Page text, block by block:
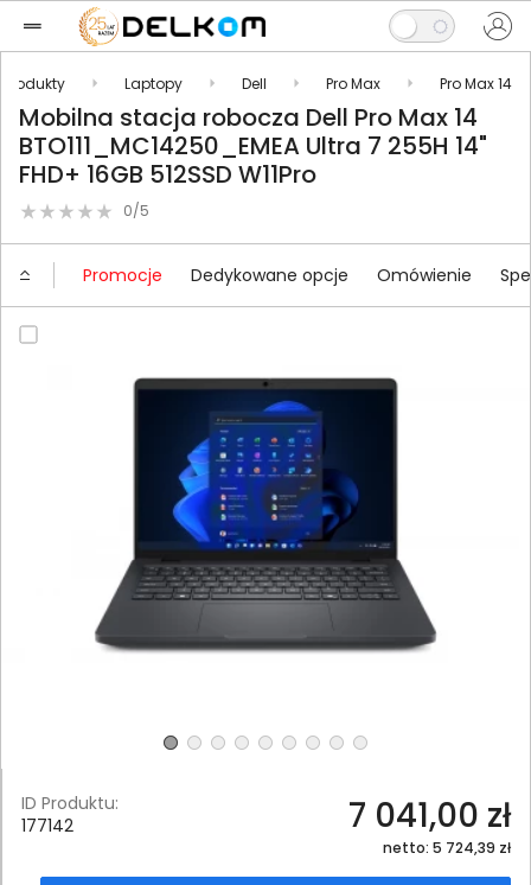
Produkty Laptopy Dell Pro Max Pro Max 14
Mobilna stacja robocza Dell Pro Max 14
BTO111_MC14250_EMEA Ultra 7 255H 14"
FHD+ 16GB 512SSD W11Pro
0/5
Promocje Dedykowane opcje Omówienie
ID Produktu:
177142
7 041,00 zł
netto: 5 724,39 zł